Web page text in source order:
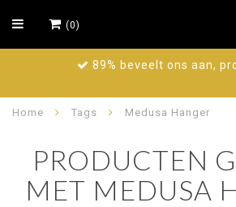
(0)
89% beveelt ons aan,
Home Tags Medusa Hanger
PRODUCTEN
MET MEDUSA